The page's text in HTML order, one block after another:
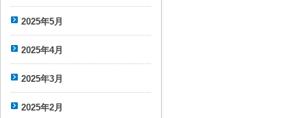
2025年5月
2025年4月
2025年3月
2025年2月